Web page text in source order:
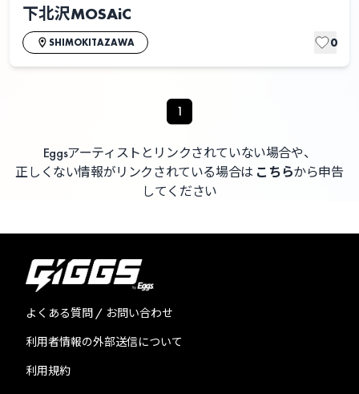
下北沢MOSAiC
SHIMOKITAZAWA 0
1
Eggsアーティストとリンクされていない場合や、
正しくない情報がリンクされている場合は こちらから申告
してください
よくある質問 / お問い合わせ
利用者情報の外部送信について
利用規約